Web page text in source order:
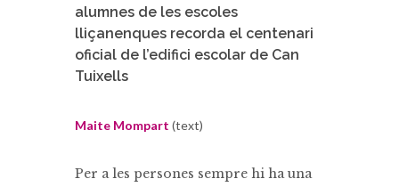
alumnes de les escoles
lliçanenques recorda el centenari
oficial de l’edifici escolar de Can
Tuixells
Maite Mompart (text)
Per a les persones sempre hi ha una